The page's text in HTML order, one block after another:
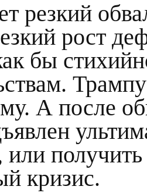
резкий
рост
бы
А после
или
кризис.